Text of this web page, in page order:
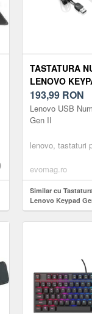
TASTATURA
LENOVO
(NEGRU)
193,99 RON
Lenovo USB
Gen II
lenovo, tastaturi
evomag.ro
Similar cu
Lenovo Keypad